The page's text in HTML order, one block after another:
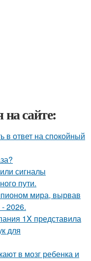
сайте:
в ответ на спокойный
сигналы
пути.
мира, вырвав
2026.
1X представила
для
в мозг ребенка и